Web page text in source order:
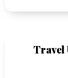
Travel